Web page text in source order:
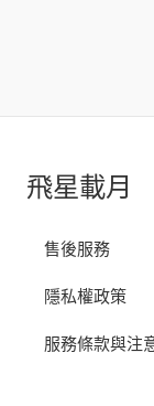
飛星載月
售後服務
隱私權政策
服務條款與注